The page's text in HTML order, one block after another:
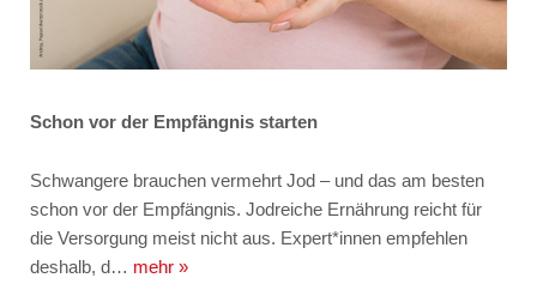
Schon vor der Empfängnis starten
Schwangere brauchen vermehrt Jod – und das am besten
schon vor der Empfängnis. Jodreiche Ernährung reicht für
die Versorgung meist nicht aus. Expert*innen empfehlen
deshalb, d… mehr »